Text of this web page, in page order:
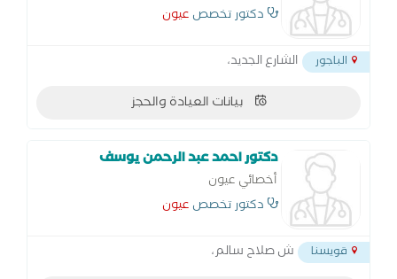
دكتور تخصص عيون
الباجور الشارع الجديد،
بيانات العيادة والحجز
دكتور احمد عبد الرحمن يوسف
أخصائي عيون
دكتور تخصص عيون
قويسنا ش صلاح سالم،